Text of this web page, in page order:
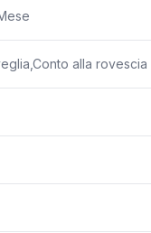
alla rovescia